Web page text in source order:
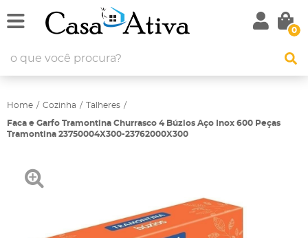
0
Home Cozinha Talheres
Faca e Garfo Tramontina Churrasco 4 Búzios Aço Inox 600 Peças
Tramontina 23750004X300-23762000X300